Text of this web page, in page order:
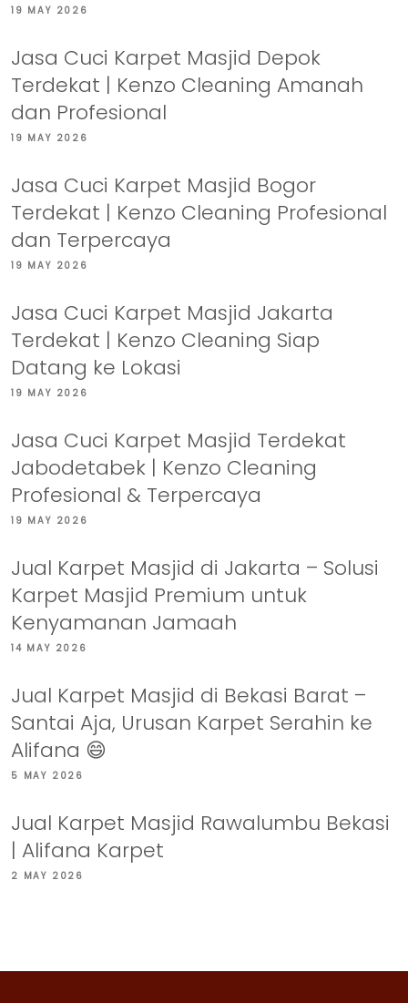
19 MAY 2026
Jasa Cuci Karpet Masjid Depok
Terdekat | Kenzo Cleaning Amanah
dan Profesional
19 MAY 2026
Jasa Cuci Karpet Masjid Bogor
Terdekat | Kenzo Cleaning Profesional
dan Terpercaya
19 MAY 2026
Jasa Cuci Karpet Masjid Jakarta
Terdekat | Kenzo Cleaning Siap
Datang ke Lokasi
19 MAY 2026
Jasa Cuci Karpet Masjid Terdekat
Jabodetabek | Kenzo Cleaning
Profesional & Terpercaya
19 MAY 2026
Jual Karpet Masjid di Jakarta – Solusi
Karpet Masjid Premium untuk
Kenyamanan Jamaah
14 MAY 2026
Jual Karpet Masjid di Bekasi Barat –
Santai Aja, Urusan Karpet Serahin ke
Alifana 😄
5 MAY 2026
Jual Karpet Masjid Rawalumbu Bekasi
| Alifana Karpet
2 MAY 2026